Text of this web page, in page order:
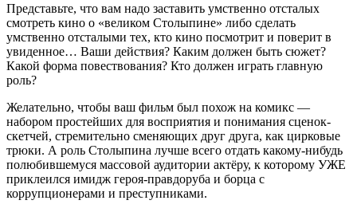
Представьте, что вам надо заставить умственно отсталых
смотреть кино о «великом Столыпине» либо сделать
умственно отсталыми тех, кто кино посмотрит и поверит в
увиденное… Ваши действия? Каким должен быть сюжет?
Какой форма повествования? Кто должен играть главную
роль?
Желательно, чтобы ваш фильм был похож на комикс —
набором простейших для восприятия и понимания сценок-
скетчей, стремительно сменяющих друг друга, как цирковые
трюки. А роль Столыпина лучше всего отдать какому-нибудь
полюбившемуся массовой аудитории актёру, к которому УЖЕ
приклеился имидж героя-правдоруба и борца с
коррупционерами и преступниками.